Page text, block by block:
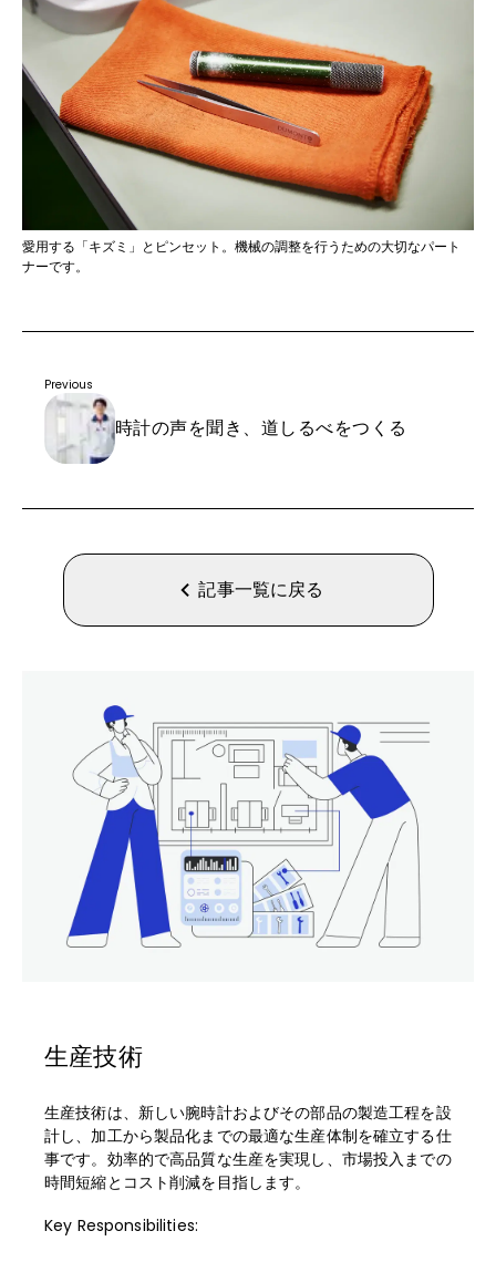
愛用する「キズミ」とピンセット。機械の調整を行うための大切なパート
ナーです。
Previous
時計の声を聞き、道しるべをつくる
記事一覧に戻る
生産技術
生産技術は、新しい腕時計およびその部品の製造工程を設
計し、加工から製品化までの最適な生産体制を確立する仕
事です。効率的で高品質な生産を実現し、市場投入までの
時間短縮とコスト削減を目指します。
Key Responsibilities: